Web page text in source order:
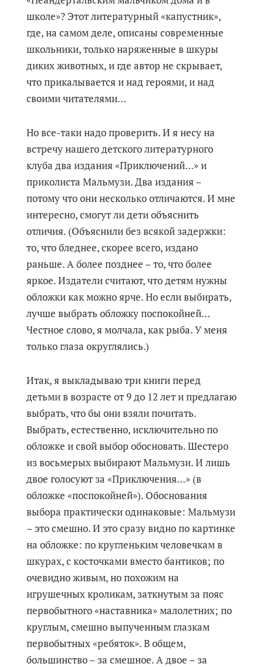
школе»? Этот литературный «капустник»,
где, на самом деле, описаны современные
школьники, только наряженные в шкуры
диких животных, и где автор не скрывает,
что прикалывается и над героями, и над
своими читателями…
Но все-таки надо проверить. И я несу на
встречу нашего детского литературного
клуба два издания «Приключений…» и
приколиста Мальмузи. Два издания –
потому что они несколько отличаются. И мне
интересно, смогут ли дети объяснить
отличия. (Объяснили без всякой задержки:
то, что бледнее, скорее всего, издано
раньше. А более позднее – то, что более
яркое. Издатели считают, что детям нужны
обложки как можно ярче. Но если выбирать,
лучше выбрать обложку поспокойней…
Честное слово, я молчала, как рыба. У меня
только глаза округлялись.)
Итак, я выкладываю три книги перед
детьми в возрасте от 9 до 12 лет и предлагаю
выбрать, что бы они взяли почитать.
Выбрать, естественно, исключительно по
обложке и свой выбор обосновать. Шестеро
из восьмерых выбирают Мальмузи. И лишь
двое голосуют за «Приключения…» (в
обложке «поспокойней»). Обоснования
выбора практически одинаковые: Мальмузи
– это смешно. И это сразу видно по картинке
на обложке: по кругленьким человечкам в
шкурах, с косточками вместо бантиков; по
очевидно живым, но похожим на
игрушечных кроликам, заткнутым за пояс
первобытного «наставника» малолетних; по
круглым, смешно выпученным глазкам
первобытных «ребяток». В общем,
большинство – за смешное. А двое – за